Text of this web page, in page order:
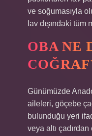
ve soğumasıyla
lav dışındaki tüm
OBA NE
Günümüzde
aileleri, göçebe
bulunduğu yeri
veya altı